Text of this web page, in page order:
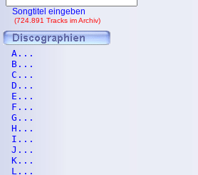
Songtitel eingeben
(724.891 Tracks im Archiv)
A...
B...
C...
D...
E...
F...
G...
H...
I...
J...
K...
L...